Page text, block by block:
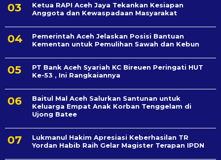
Ketua RAPI Aceh Jaya Tekankan Kesiapan
Anggota dan Kewaspadaan Masyarakat
Pemerintah Aceh Jelaskan Posisi Bantuan
Kementan untuk Pemulihan Sawah dan Kebun
PT Bank Aceh Syariah KC Bireuen Peringati HUT
Ke-53 , Ini Rangkaiannya
Baitul Mal Aceh Salurkan Santunan untuk
Keluarga Empat Anak Korban Tenggelam di
Ujong Batee
Lukmanul Hakim Apresiasi Keberhasilan TR
Yordan Habib Raih Gelar Magister Terapan IPDN